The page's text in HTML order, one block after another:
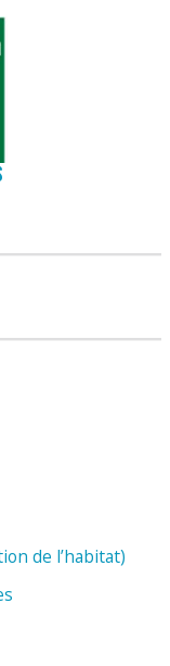
de l’habitat)